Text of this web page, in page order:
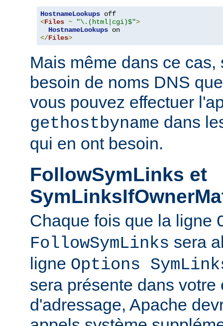
HostnameLookups
<Files ~ "\.(html|cgi)$">
HostnameLookups
</Files>
Mais même dans ce cas,
besoin de noms DNS
vous pouvez effectuer
gethostbyname dans
qui en ont besoin.
FollowSymLinks et
Chaque fois que la ligne
FollowSymLinks sera
ligne Options
sera présente dans votre
d'adressage, Apache